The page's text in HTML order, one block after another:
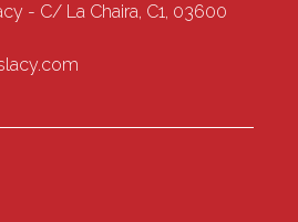
- C/ La Chaira, C1, 03600